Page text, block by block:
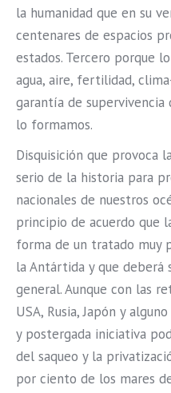
la humanidad que en su
centenares de espacios
estados. Tercero porque
agua, aire, fertilidad,
garantía de
lo formamos.
Disquisición que provoca
serio de la historia para
nacionales de nuestros
principio de acuerdo que
forma de un tratado muy
la Antártida y que deberá
general. Aunque con las
USA, Rusia, Japón y
y postergada iniciativa
del saqueo y la
por ciento de los mares